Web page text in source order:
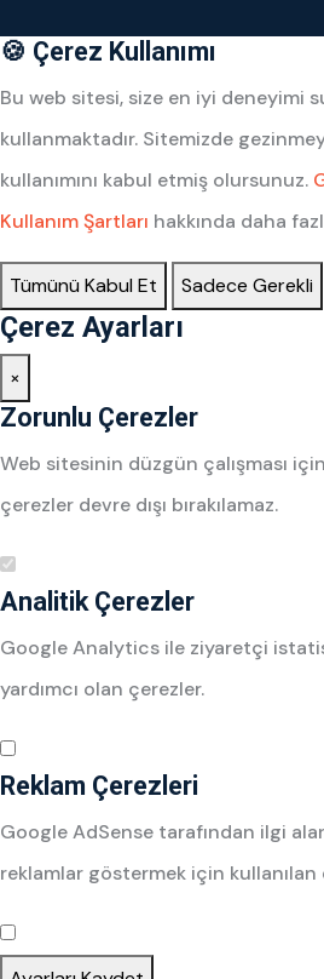
🍪 Çerez Kullanımı
Bu web sitesi, size en iyi deneyimi
kullanmaktadır. Sitemizde
kullanımını kabul etmiş olursunuz.
Kullanım Şartları hakkında daha
Tümünü Kabul Et Sadece Gerekli
Çerez Ayarları
×
Zorunlu Çerezler
Web sitesinin düzgün çalışması
çerezler devre dışı bırakılamaz.
Analitik Çerezler
Google Analytics ile ziyaretçi
yardımcı olan çerezler.
Reklam Çerezleri
Google AdSense tarafından ilgi
reklamlar göstermek için kullanılan